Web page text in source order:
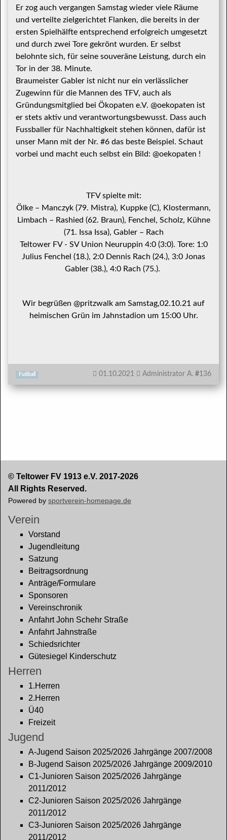
Er zog auch vergangen Samstag wieder viele Räume
und verteilte zielgerichtet Flanken, die bereits in der
ersten Spielhälfte entsprechend erfolgreich umgesetzt
und durch zwei Tore gekrönt wurden. Er selbst
belohnte sich, für seine souveräne Leistung, durch ein
Tor in der 38. Minute.
Braumeister Gabler ist nicht nur ein verlässlicher
Zugewinn für die Mannen des TFV, auch als
Gründungsmitglied bei Ökopaten e.V. @oekopaten ist
er stets aktiv und verantwortungsbewusst. Dass auch
Fussballer für Nachhaltigkeit stehen können, dafür ist
unser Mann mit der Nr. #6 das beste Beispiel. Schaut
vorbei und macht euch selbst ein Bild: @oekopaten !
TFV spielte mit:
Ölke – Manczyk (79. Mistra), Kuppke (C), Klostermann,
Limbach – Rashied (62. Braun), Fenchel, Scholz, Kühne
(71. Issa Issa), Gabler – Rach
Teltower FV - SV Union Neuruppin 4:0 (3:0). Tore: 1:0
Julius Fenchel (18.), 2:0 Dennis Rach (24.), 3:0 Jonas
Gabler (38.), 4:0 Rach (75.).
Wir begrüßen @pritzwalk am Samstag,02.10.21 auf
heimischen Grün im Jahnstadion um 15:00 Uhr.
Fußball 01.10.2021 Administrator A. #136
© Teltower FV 1913 e.V. 2017-2026
All Rights Reserved.
Powered by sportverein-homepage.de
Verein
Vorstand
Jugendleitung
Satzung
Beitragsordnung
Anträge/Formulare
Sponsoren
Vereinschronik
Anfahrt John Schehr Straße
Anfahrt Jahnstraße
Schiedsrichter
Gütesiegel Kinderschutz
Herren
1.Herren
2.Herren
Ü40
Freizeit
Jugend
A-Jugend Saison 2025/2026 Jahrgänge 2007/2008
B-Jugend Saison 2025/2026 Jahrgänge 2009/2010
C1-Junioren Saison 2025/2026 Jahrgänge
2011/2012
C2-Junioren Saison 2025/2026 Jahrgänge
2011/2012
C3-Junioren Saison 2025/2026 Jahrgänge
2011/2012